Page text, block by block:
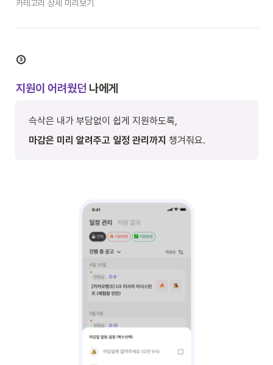
카테고리 상세 미리보기
③
지원이 어려웠던 나에게
슥삭은 내가 부담없이 쉽게 지원하도록,
마감은 미리 알려주고 일정 관리까지 챙겨줘요.